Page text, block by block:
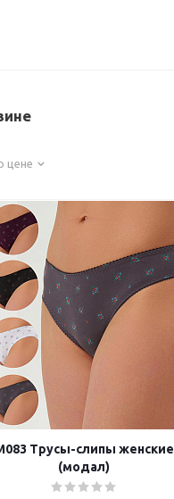
цене
Трусы-слипы женские
(модал)